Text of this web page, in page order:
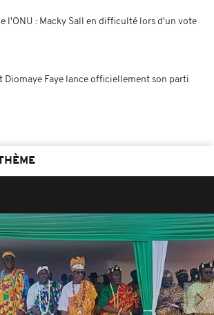
l'ONU : Macky Sall en difficulté lors d'un vote
Diomaye Faye lance officiellement son parti